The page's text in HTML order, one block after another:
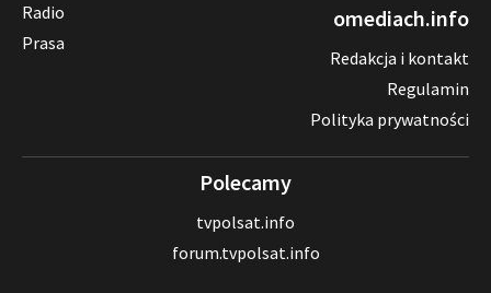
Radio
Prasa
omediach.info
Redakcja i kontakt
Regulamin
Polityka prywatności
Polecamy
tvpolsat.info
forum.tvpolsat.info